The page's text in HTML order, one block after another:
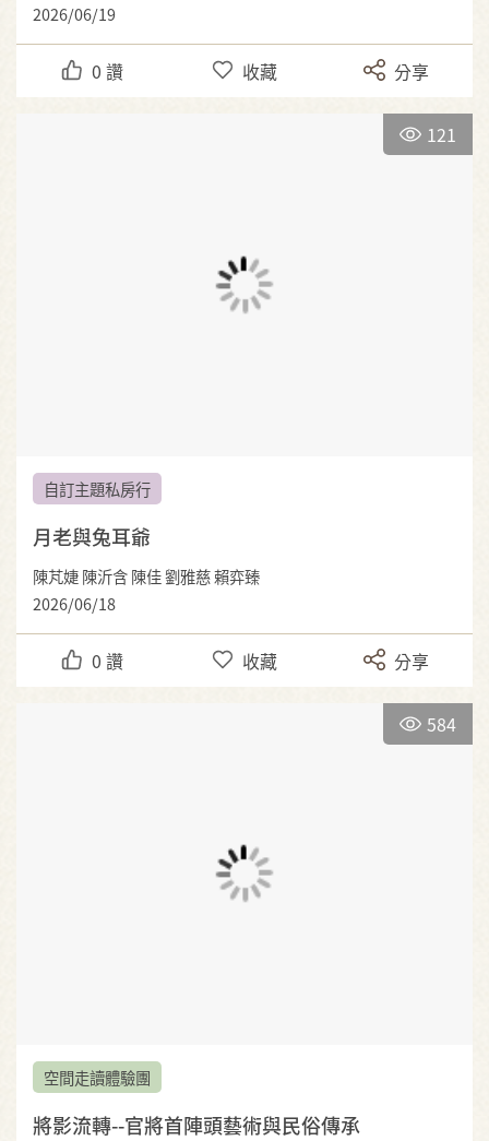
2026/06/19
0 讚 收藏 分享
121
自訂主題私房行
月老與兔耳爺
陳芃婕 陳沂含 陳佳 劉雅慈 賴弈臻
2026/06/18
0 讚 收藏 分享
584
空間走讀體驗團
將影流轉--官將首陣頭藝術與民俗傳承